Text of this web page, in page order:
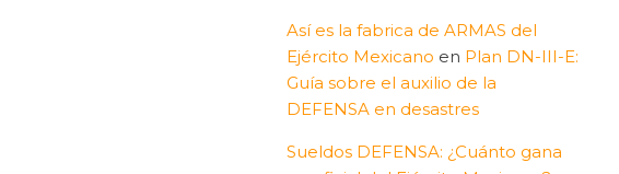
Así es la fabrica de ARMAS del
Ejército Mexicano en Plan DN-III-E:
Guía sobre el auxilio de la
DEFENSA en desastres
Sueldos DEFENSA: ¿Cuánto gana